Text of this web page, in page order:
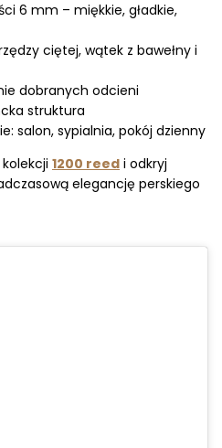
6 mm – miękkie, gładkie,
ciętej, wątek z bawełny i
dobranych odcieni
struktura
salon, sypialnia, pokój dzienny
1200 reed i odkryj
elegancję perskiego